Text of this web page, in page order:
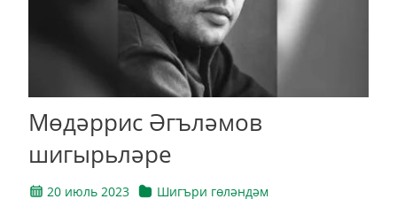
Мөдәррис Әгъләмов
шигырьләре
20 июль 2023
Шигъри гөләндәм